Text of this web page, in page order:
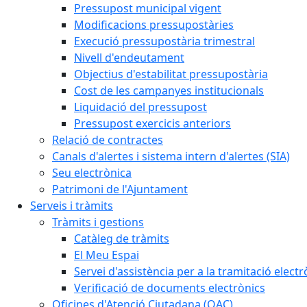
Pressupost municipal vigent
Modificacions pressupostàries
Execució pressupostària trimestral
Nivell d'endeutament
Objectius d'estabilitat pressupostària
Cost de les campanyes institucionals
Liquidació del pressupost
Pressupost exercicis anteriors
Relació de contractes
Canals d'alertes i sistema intern d'alertes (SIA)
Seu electrònica
Patrimoni de l'Ajuntament
Serveis i tràmits
Tràmits i gestions
Catàleg de tràmits
El Meu Espai
Servei d'assistència per a la tramitació
Verificació de documents electrònics